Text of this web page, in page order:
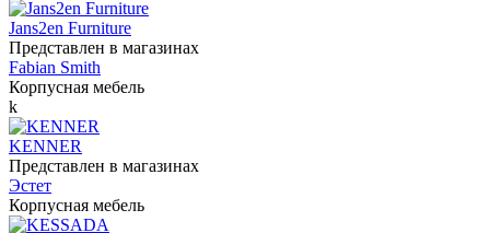
Jans2en Furniture
Представлен в магазинах
Fabian Smith
Корпусная мебель
k
KENNER
Представлен в магазинах
Эстет
Корпусная мебель